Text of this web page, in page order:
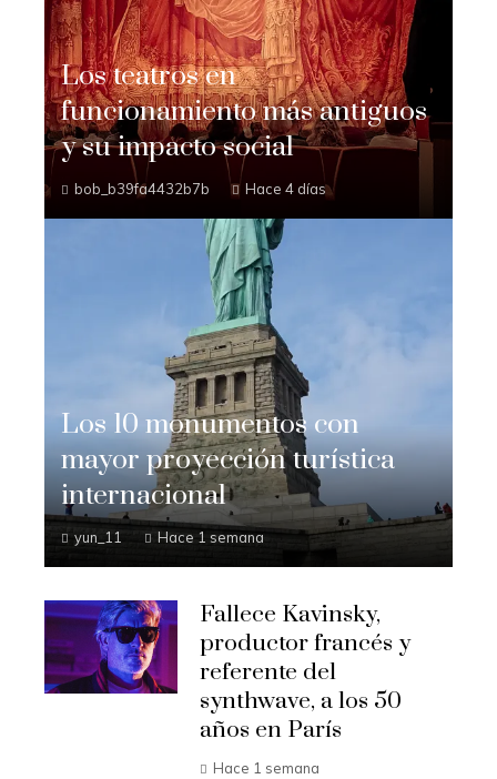
Los teatros en
funcionamiento más antiguos
y su impacto social
bob_b39fa4432b7b Hace 4 días
Los 10 monumentos con
mayor proyección turística
internacional
yun_11 Hace 1 semana
Fallece Kavinsky,
productor francés y
referente del
synthwave, a los 50
años en París
Hace 1 semana